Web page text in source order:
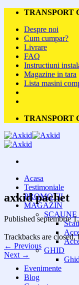
Skip
content
TRANSPORT
Despre noi
Cum cumpar?
Livrare
FAQ
Instructiuni
Magazine in tara
Lista masini
TRANSPORT
Acasa
Testimoniale
PROMOTII
MAGAZIN
SCAUNE
GHID
Evenimente
Blog
axkid pachet
Publishedseptembrie
Trackbacks are
← Previous
Next →